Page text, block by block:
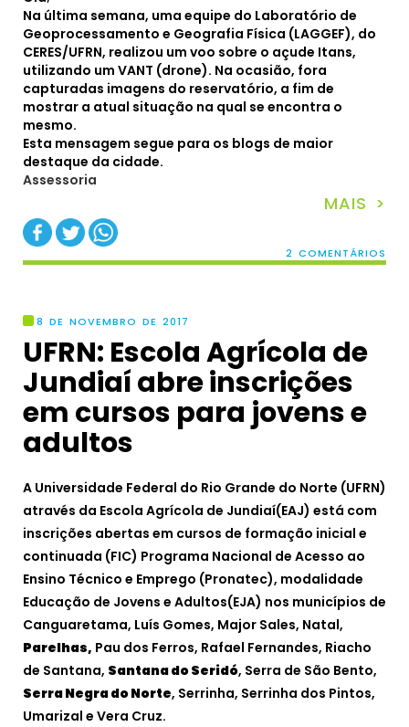
Na última semana, uma equipe do Laboratório de
Geoprocessamento e Geografia Física (LAGGEF), do
CERES/UFRN, realizou um voo sobre o açude Itans,
utilizando um VANT (drone). Na ocasião, fora
capturadas imagens do reservatório, a fim de
mostrar a atual situação na qual se encontra o
mesmo.
Esta mensagem segue para os blogs de maior
destaque da cidade.
Assessoria
MAIS >
2 COMENTÁRIOS
8 DE NOVEMBRO DE 2017
UFRN: Escola Agrícola de
Jundiaí abre inscrições
em cursos para jovens e
adultos
A Universidade Federal do Rio Grande do Norte (UFRN)
através da Escola Agrícola de Jundiaí(EAJ) está com
inscrições abertas em cursos de formação inicial e
continuada (FIC) Programa Nacional de Acesso ao
Ensino Técnico e Emprego (Pronatec), modalidade
Educação de Jovens e Adultos(EJA) nos municípios de
Canguaretama, Luís Gomes, Major Sales, Natal,
Parelhas, Pau dos Ferros, Rafael Fernandes, Riacho
de Santana, Santana do Seridó, Serra de São Bento,
Serra Negra do Norte, Serrinha, Serrinha dos Pintos,
Umarizal e Vera Cruz.